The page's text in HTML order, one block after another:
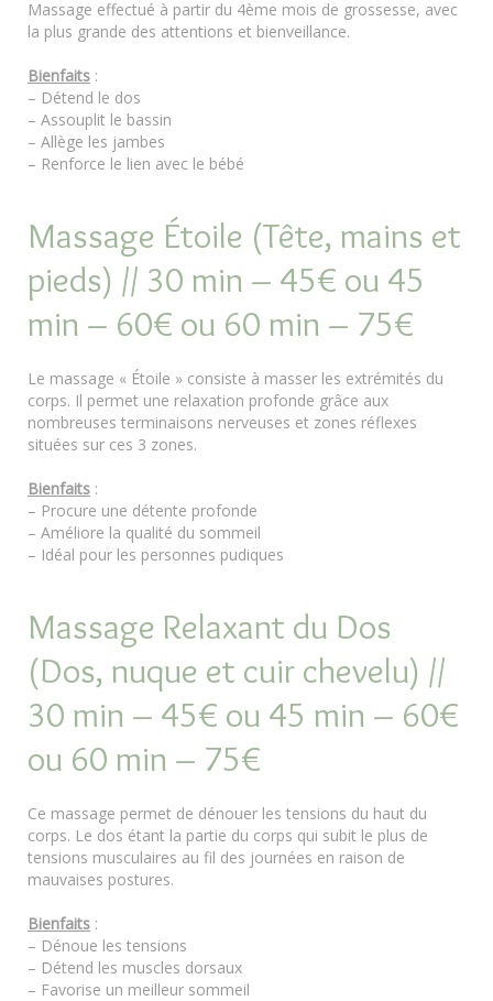
Massage effectué à partir du 4ème mois de grossesse, avec
la plus grande des attentions et bienveillance.
Bienfaits :
– Détend le dos
– Assouplit le bassin
– Allège les jambes
– Renforce le lien avec le bébé
Massage Étoile (Tête, mains et
pieds) // 30 min – 45€ ou 45
min – 60€ ou 60 min – 75€
Le massage « Étoile » consiste à masser les extrémités du
corps. Il permet une relaxation profonde grâce aux
nombreuses terminaisons nerveuses et zones réflexes
situées sur ces 3 zones.
Bienfaits :
– Procure une détente profonde
– Améliore la qualité du sommeil
– Idéal pour les personnes pudiques
Massage Relaxant du Dos
(Dos, nuque et cuir chevelu) //
30 min – 45€ ou 45 min – 60€
ou 60 min – 75€
Ce massage permet de dénouer les tensions du haut du
corps. Le dos étant la partie du corps qui subit le plus de
tensions musculaires au fil des journées en raison de
mauvaises postures.
Bienfaits :
– Dénoue les tensions
– Détend les muscles dorsaux
– Favorise un meilleur sommeil